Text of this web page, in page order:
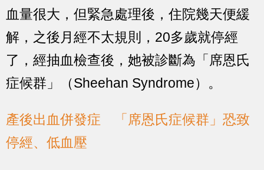
血量很大，但緊急處理後，住院幾天便緩
解，之後月經不太規則，20多歲就停經
了，經抽血檢查後，她被診斷為「席恩氏
症候群」（Sheehan Syndrome）。
產後出血併發症 「席恩氏症候群」恐致
停經、低血壓